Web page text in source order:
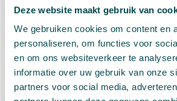
Deze website maakt gebruik van
We gebruiken cookies om content en
personaliseren, om functies voor
en om ons websiteverkeer te
informatie over uw gebruik van onze
partners voor social media,